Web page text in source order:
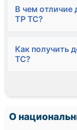
В чем отличие
ТР ТС?
Как получить
ТС?
О